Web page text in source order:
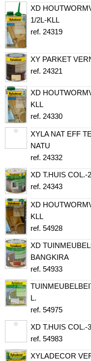
XD
1/2L-KLL
ref. 24319
XY PARKET
ref. 24321
XD
KLL
ref. 24330
XYLA NAT EFF
NATU
ref. 24332
XD T.HUIS COL.-
ref. 24343
XD
KLL
ref. 54928
XD
BANGKIRA
ref. 54933
L.
ref. 54975
XD T.HUIS COL.-
ref. 54983
XYLADECOR